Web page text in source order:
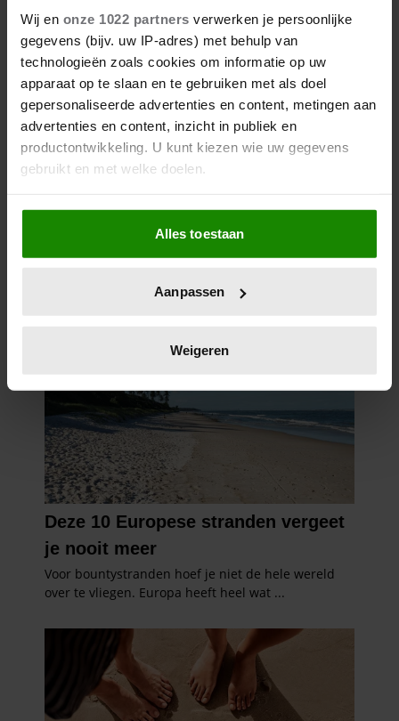
Wij en onze 1022 partners verwerken je persoonlijke
gegevens (bijv. uw IP-adres) met behulp van
technologieën zoals cookies om informatie op uw
apparaat op te slaan en te gebruiken met als doel
gepersonaliseerde advertenties en content, metingen aan
advertenties en content, inzicht in publiek en
productontwikkeling. U kunt kiezen wie uw gegevens
gebruikt en met welke doelen.
Als u het toestaat, willen we ook graag:
Informatie verzamelen over uw geografische
locatie, die tot een paar meter nauwkeurig kan zijn
scannen op specifieke eigenschappen (fingerprinting)
verwerkt en stel uw voorkeuren in het
intrekken in de Cookieverklaring.
We gebruiken cookies om content en advertenties te
personaliseren, om functies voor social media te bieden
en om ons websiteverkeer te analyseren. Ook delen we
informatie over uw gebruik van onze site met onze
partners voor social media, adverteren en analyse. Deze
partners kunnen deze gegevens combineren met andere
informatie die u aan ze heeft verstrekt of die ze hebben
verzameld op basis van uw gebruik van hun services. U
gaat akkoord met onze cookies als u onze website blijft
Alles toestaan
Aanpassen
Weigeren